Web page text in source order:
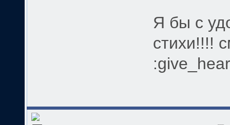
Я бы с
стихи!!!!